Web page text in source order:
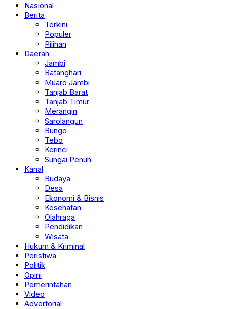
Nasional
Berita
Terkini
Populer
Pilihan
Daerah
Jambi
Batanghari
Muaro Jambi
Tanjab Barat
Tanjab Timur
Merangin
Sarolangun
Bungo
Tebo
Kerinci
Sungai Penuh
Kanal
Budaya
Desa
Ekonomi & Bisnis
Kesehatan
Olahraga
Pendidikan
Wisata
Hukum & Kriminal
Peristiwa
Politik
Opini
Pemerintahan
Video
Advertorial